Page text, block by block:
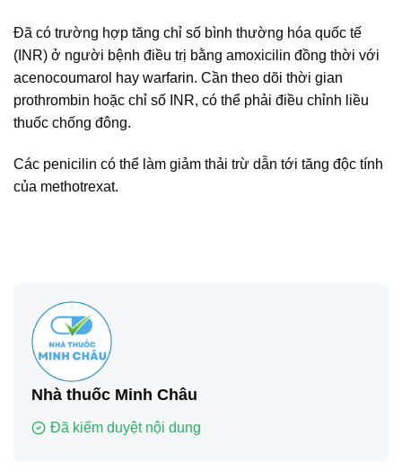
Đã có trường hợp tăng chỉ số bình thường hóa quốc tế
(INR) ở người bệnh điều trị bằng amoxicilin đồng thời với
acenocoumarol hay warfarin. Cần theo dõi thời gian
prothrombin hoặc chỉ số INR, có thể phải điều chỉnh liều
thuốc chống đông.
Các penicilin có thể làm giảm thải trừ dẫn tới tăng độc tính
của methotrexat.
Nhà thuốc Minh Châu
Đã kiểm duyệt nội dung